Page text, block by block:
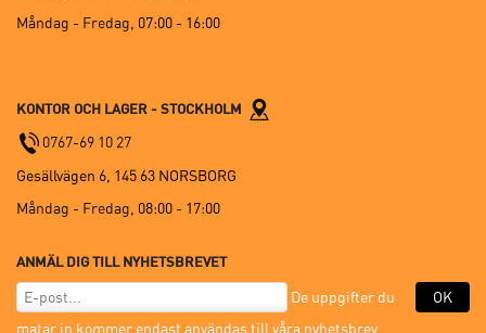
Måndag - Fredag, 07:00 - 16:00
KONTOR OCH LAGER - STOCKHOLM
0767-69 10 27
Gesällvägen 6, 145 63 NORSBORG
Måndag - Fredag, 08:00 - 17:00
ANMÄL DIG TILL NYHETSBREVET
OK
De uppgifter du
matar in kommer endast användas till våra nyhetsbrev.